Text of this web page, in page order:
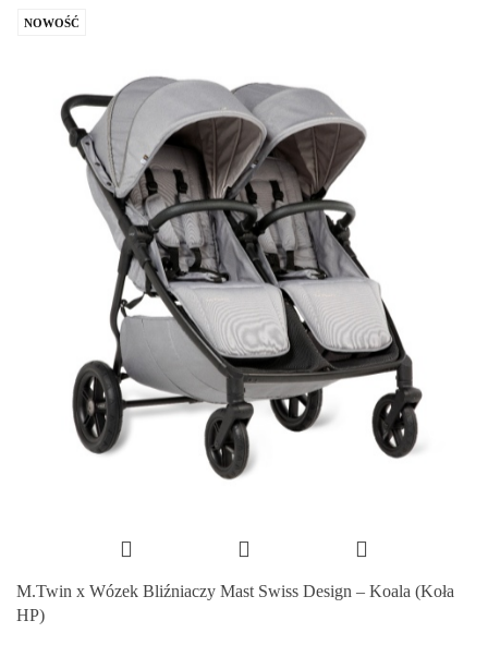
NOWOŚĆ
M.Twin x Wózek Bliźniaczy Mast Swiss Design – Koala (Koła
HP)